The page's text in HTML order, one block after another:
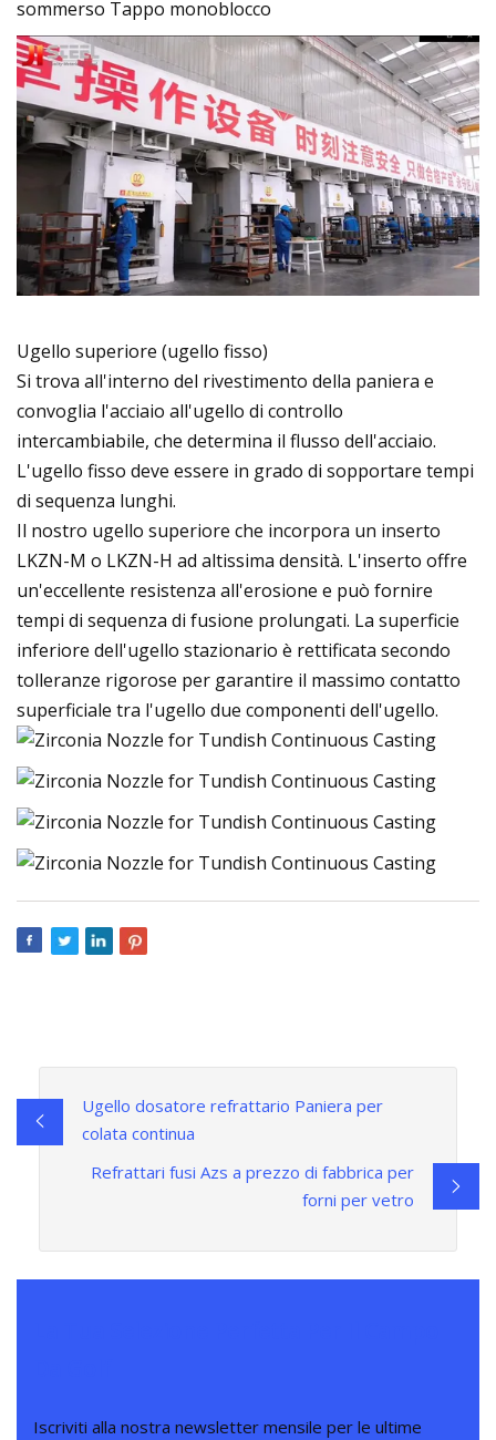
sommerso Tappo monoblocco
Ugello superiore (ugello fisso)
Si trova all'interno del rivestimento della paniera e
convoglia l'acciaio all'ugello di controllo
intercambiabile, che determina il flusso dell'acciaio.
L'ugello fisso deve essere in grado di sopportare tempi
di sequenza lunghi.
Il nostro ugello superiore che incorpora un inserto
LKZN-M o LKZN-H ad altissima densità. L'inserto offre
un'eccellente resistenza all'erosione e può fornire
tempi di sequenza di fusione prolungati. La superficie
inferiore dell'ugello stazionario è rettificata secondo
tolleranze rigorose per garantire il massimo contatto
superficiale tra l'ugello due componenti dell'ugello.
Ugello dosatore refrattario Paniera per
colata continua
Refrattari fusi Azs a prezzo di fabbrica per
forni per vetro
Iscriviti alla nostra newsletter mensile per le ultime